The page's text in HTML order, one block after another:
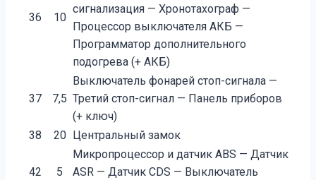
36 10
сигнализация — Хронотахограф —
Процессор выключателя АКБ —
Программатор дополнительного
подогрева (+ АКБ)
37 7,5
Выключатель фонарей стоп-сигнала —
Третий стоп-сигнал — Панель приборов
(+ ключ)
38
20 Центральный замок
42 5
Микропроцессор и датчик ABS — Датчик
ASR — Датчик CDS — Выключатель